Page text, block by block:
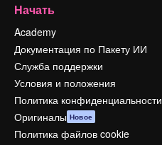
Начать
Academy
Документация по Пакету ИИ
Служба поддержки
Условия и положения
Политика конфиденциальности
Оригиналы Новое
Политика файлов cookie